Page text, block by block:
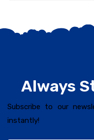
Always
Subscribe to our
instantly!